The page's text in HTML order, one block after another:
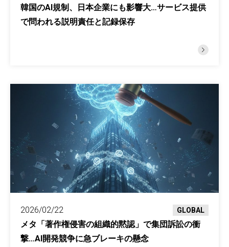
韓国のAI規制、日本企業にも影響大…サービス提供
で問われる説明責任と記録保存
2026/02/22 GLOBAL
メタ「著作権侵害の組織的黙認」で集団訴訟の衝
撃…AI開発競争に急ブレーキの懸念